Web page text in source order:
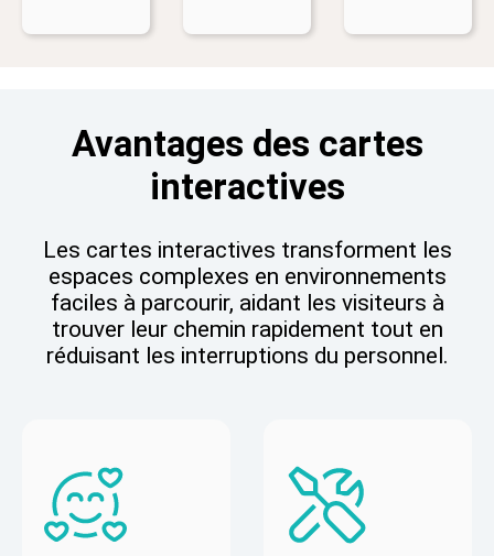
Avantages des cartes
interactives
Les cartes interactives transforment les
espaces complexes en environnements
faciles à parcourir, aidant les visiteurs à
trouver leur chemin rapidement tout en
réduisant les interruptions du personnel.